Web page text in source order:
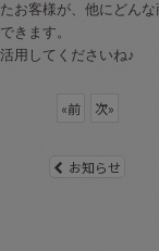
お客様が、他にどん
きます。
用してくださいね♪
«前 次»
お知らせ